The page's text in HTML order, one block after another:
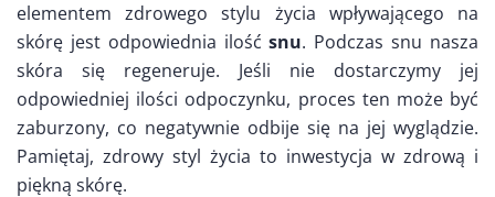
elementem zdrowego stylu życia wpływającego na
skórę jest odpowiednia ilośćsnu. Podczas snu nasza
skóra się regeneruje. Jeśli nie dostarczymy jej
odpowiedniej ilości odpoczynku, proces ten może być
zaburzony, co negatywnie odbije się na jej wyglądzie.
Pamiętaj, zdrowy styl życia to inwestycja w zdrową i
piękną skórę.